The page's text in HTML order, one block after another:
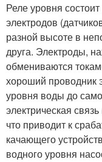
Реле уровня
электродов
разной высоте в
друга. Электроды,
обмениваются
хороший проводник
уровня воды до
электрическая
что приводит к
качающего
водного уровня